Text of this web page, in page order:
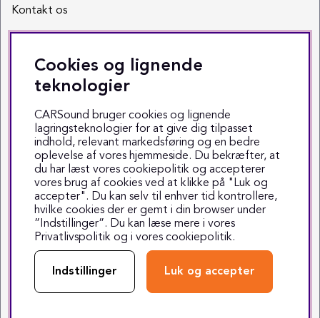
Kontakt os
Sociale medier
Facebook
Instagram
Youtube
TikTok
Copyright © 1999-2025 CARSound
Middelfartvej 3 - 5000 Odense C - Tlf. 70 70 70 47
Cookies og lignende
teknologier
CARSound bruger cookies og lignende
lagringsteknologier for at give dig tilpasset
indhold, relevant markedsføring og en bedre
oplevelse af vores hjemmeside. Du bekræfter, at
du har læst vores cookiepolitik og accepterer
vores brug af cookies ved at klikke på "Luk og
accepter". Du kan selv til enhver tid kontrollere,
hvilke cookies der er gemt i din browser under
”Indstillinger”. Du kan læse mere i vores
Privatlivspolitik og i vores cookiepolitik.
Indstillinger Luk og accepter